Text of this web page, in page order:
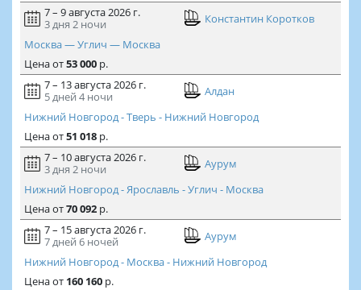
7 – 9 августа 2026 г.
3 дня 2 ночи
Константин Коротков
Москва — Углич — Москва
Ценаот53 000р.
7 – 13 августа 2026 г.
5 дней 4 ночи
Алдан
Нижний Новгород - Тверь - Нижний Новгород
Ценаот51 018р.
7 – 10 августа 2026 г.
3 дня 2 ночи
Аурум
Нижний Новгород - Ярославль - Углич - Москва
Ценаот70 092р.
7 – 15 августа 2026 г.
7 дней 6 ночей
Аурум
Нижний Новгород - Москва - Нижний Новгород
Ценаот 160 160р.